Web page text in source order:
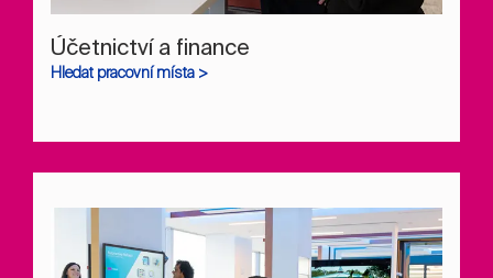
Účetnictví a finance
Hledat pracovní místa >